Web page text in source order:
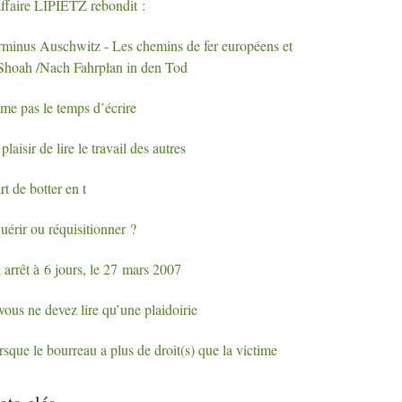
LIPIETZrebondit :
Auschwitz - Les chemins de fer européens et
/Nach Fahrplan in den Tod
pas le temps d’écrire
de lire le travail des autres
de botter en t
ou réquisitionner ?
à 6 jours, le 27 mars 2007
ne devez lire qu’une plaidoirie
le bourreau a plus de droit(s) que la victime